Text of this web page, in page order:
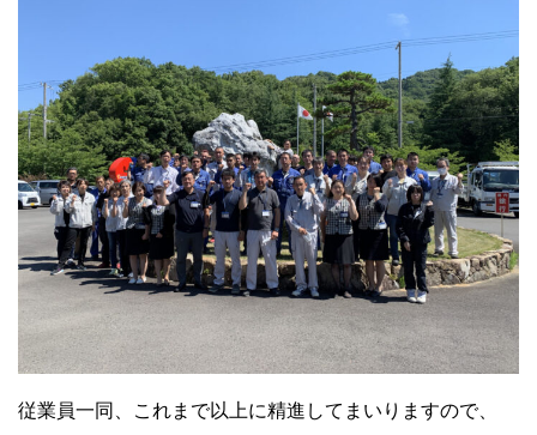
従業員一同、これまで以上に精進してまいりますので、